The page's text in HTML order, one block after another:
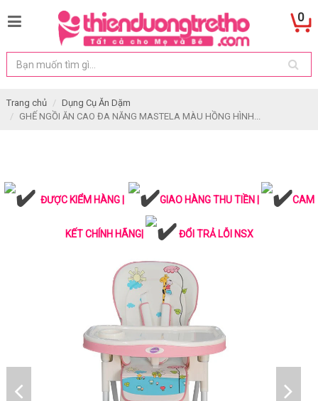
0
Trang chủ
Dụng Cụ Ăn Dặm
GHẾ NGỒI ĂN CAO ĐA NĂNG MASTELA MÀU HỒNG HÌNH...
ĐƯỢC KIỂM HÀNG | GIAO HÀNG THU TIỀN | CAM
KẾT CHÍNH HÃNG| ĐỔI TRẢ LỖI NSX